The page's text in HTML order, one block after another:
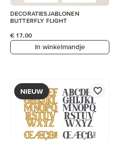
DECORATIESJABLONEN
BUTTERFLY FLIGHT
€ 17,00
In winkelmandje
NIEUW